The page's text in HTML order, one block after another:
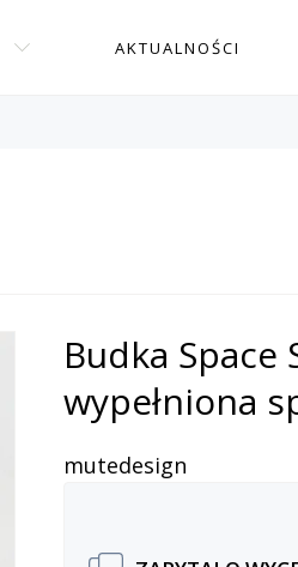
AKTUALNOŚCI
Budka
wypełniona
mutedesign